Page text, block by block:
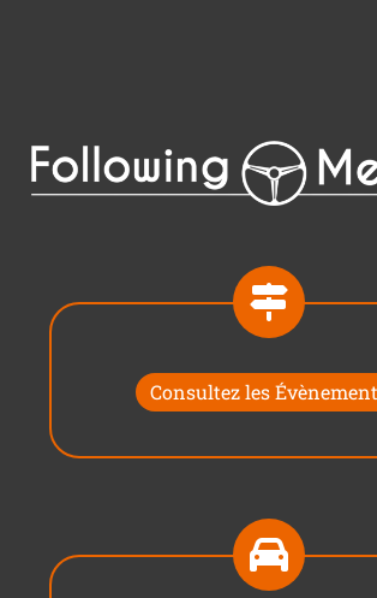
Consultez les